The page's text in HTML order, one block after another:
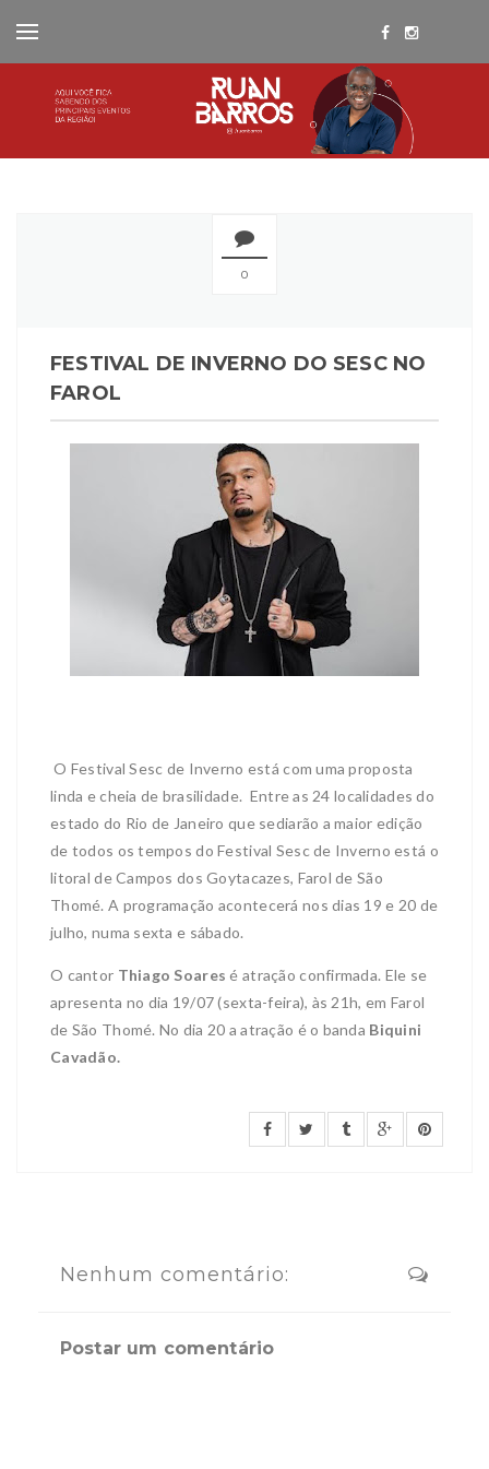
0
FESTIVAL DE INVERNO DO SESC NO
FAROL
O Festival Sesc de Inverno está com uma proposta
linda e cheia de brasilidade. Entre as 24 localidades do
estado do Rio de Janeiro que sediarão a maior edição
de todos os tempos do Festival Sesc de Inverno está o
litoral de Campos dos Goytacazes, Farol de São
Thomé. A programação acontecerá nos dias 19 e 20 de
julho, numa sexta e sábado.
O cantor Thiago Soares é atração confirmada. Ele se
apresenta no dia 19/07 (sexta-feira), às 21h, em Farol
de São Thomé. No dia 20 a atração é o banda Biquini
Cavadão.
Nenhum comentário:
Postar um comentário